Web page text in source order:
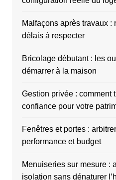
Malfaçons après travaux :
délais à respecter
Bricolage débutant : les
démarrer à la maison
Gestion privée : comment
confiance pour votre
Fenêtres et portes :
performance et budget
Menuiseries sur mesure :
isolation sans dénaturer